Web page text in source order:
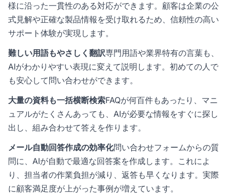
様に沿った一貫性のある対応ができます。顧客は企業の公
式見解や正確な製品情報を受け取れるため、信頼性の高い
サポート体験が実現します。
難しい用語もやさしく翻訳専門用語や業界特有の言葉も、
AIがわかりやすい表現に変えて説明します。初めての人で
も安心して問い合わせができます。
大量の資料も一括横断検索FAQが何百件もあったり、マニ
ュアルがたくさんあっても、AIが必要な情報をすぐに探し
出し、組み合わせて答えを作ります。
メール自動回答作成の効率化問い合わせフォームからの質
問に、AIが自動で最適な回答案を作成します。これによ
り、担当者の作業負担が減り、返答も早くなります。実際
に顧客満足度が上がった事例が増えています。